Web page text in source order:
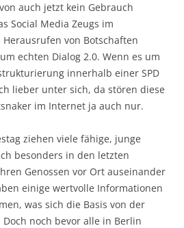
auch jetzt kein Gebrauch
Social Media Zeugs im
von Botschaften
echten Dialog 2.0. Wenn es um
innerhalb einer SPD
lieber unter sich, da stören diese
im Internet ja auch nur.
ziehen viele fähige, junge
besonders in den letzten
Genossen vor Ort auseinander
einige wertvolle Informationen
was sich die Basis von der
noch bevor alle in Berlin